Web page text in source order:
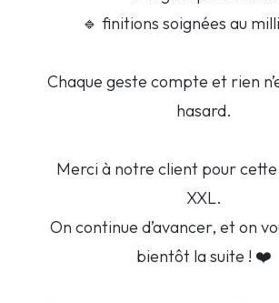
🔹 finitions soignées au
Chaque geste compte et rien
hasard.
Merci à notre client pour
XXL.
On continue d’avancer, et on
bientôt la suite ! ❤️